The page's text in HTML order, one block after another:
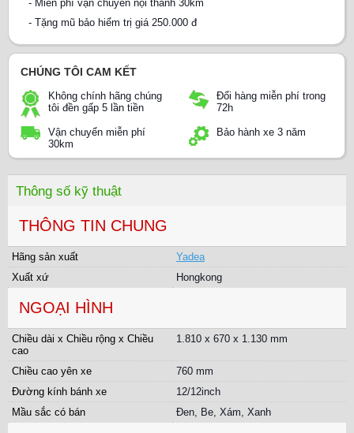
- Miễn phí vận chuyển nội thành 30km
- Tặng mũ bảo hiểm trị giá 250.000 đ
CHÚNG TÔI CAM KẾT
Không chính hãng chúng
tôi đền gấp 5 lần tiền
Đổi hàng miễn phí trong
72h
Vận chuyển miễn phí
30km
Bảo hành xe 3 năm
Thông số kỹ thuật
THÔNG TIN CHUNG
Hãng sản xuất
Yadea
Xuất xứ
Hongkong
NGOẠI HÌNH
Chiều dài x Chiều rộng x Chiều
cao
1.810 x 670 x 1.130 mm
Chiều cao yên xe
760 mm
Đường kính bánh xe
12/12inch
Mầu sắc có bán
Đen, Be, Xám, Xanh